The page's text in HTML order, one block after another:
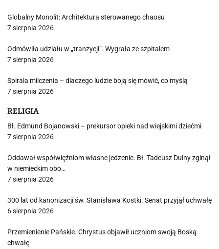
Globalny Monolit: Architektura sterowanego chaosu
7 sierpnia 2026
Odmówiła udziału w „tranzycji”. Wygrała ze szpitalem
7 sierpnia 2026
Spirala milczenia – dlaczego ludzie boją się mówić, co myślą
7 sierpnia 2026
RELIGIA
Bł. Edmund Bojanowski – prekursor opieki nad wiejskimi dziećmi
7 sierpnia 2026
Oddawał współwięźniom własne jedzenie. Bł. Tadeusz Dulny zginął
w niemieckim obo…
7 sierpnia 2026
300 lat od kanonizacji św. Stanisława Kostki. Senat przyjął uchwałę
6 sierpnia 2026
Przemienienie Pańskie. Chrystus objawił uczniom swoją Boską
chwałę